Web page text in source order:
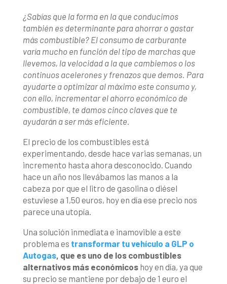
¿Sabías que la forma en la que conducimos
también es determinante para ahorrar o gastar
más combustible? El consumo de carburante
varía mucho en función del tipo de marchas que
llevemos, la velocidad a la que cambiemos o los
continuos acelerones y frenazos que demos. Para
ayudarte a optimizar al máximo este consumo y,
con ello, incrementar el ahorro económico de
combustible, te damos cinco claves que te
ayudarán a ser más eficiente.
El precio de los combustibles está
experimentando, desde hace varias semanas, un
incremento hasta ahora desconocido. Cuando
hace un año nos llevábamos las manos a la
cabeza por que el litro de gasolina o diésel
estuviese a 1,50 euros, hoy en día ese precio nos
parece una utopía.
Una solución inmediata e inamovible a este
problema es transformar tu vehículo a GLP o
Autogas, que es uno de los combustibles
alternativos más económicoshoy en día, ya que
su precio se mantiene por debajo de 1 euro el